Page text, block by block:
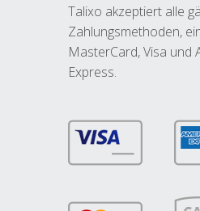
Talixo akzeptiert alle
Zahlungsmethoden,
MasterCard, Visa und
Express.